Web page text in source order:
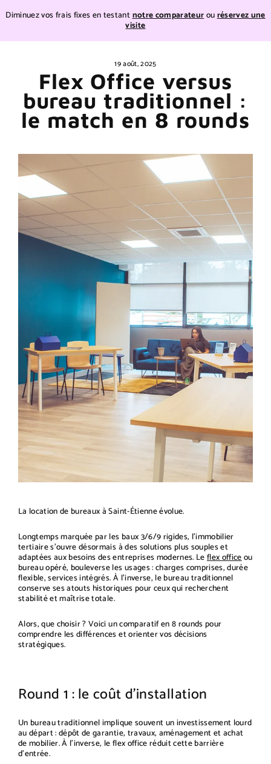
Diminuez vos frais fixes en testantnotre comparateurouréservez une
visite
Passer
19 août, 2025
Flex Office versus
bureau traditionnel :
le match en 8 rounds
La location de bureaux à Saint-Étienne évolue.
Longtemps marquée par les baux 3/6/9 rigides, l’immobilier
tertiaire s’ouvre désormais à des solutions plus souples et
adaptées aux besoins des entreprises modernes. Leflex officeou
bureau opéré, bouleverse les usages : charges comprises, durée
flexible, services intégrés. À l’inverse, le bureau traditionnel
conserve ses atouts historiques pour ceux qui recherchent
stabilité et maîtrise totale.
Alors, que choisir ? Voici un comparatif en 8 rounds pour
comprendre les différences et orienter vos décisions
stratégiques.
Round 1 : le coût d’installation
Un bureau traditionnel implique souvent un investissement lourd
au départ : dépôt de garantie, travaux, aménagement et achat
de mobilier. À l’inverse, le flex office réduit cette barrière
d’entrée.